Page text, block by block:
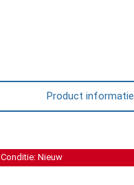
Product informatie
Conditie: Nieuw